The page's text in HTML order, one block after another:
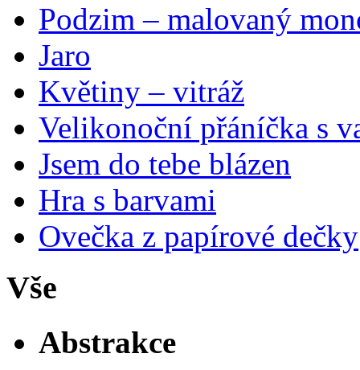
Podzim – malovaný
Jaro
Květiny – vitráž
Velikonoční přáníčka s
Jsem do tebe blázen
Hra s barvami
Ovečka z papírové dečky
Vše
Abstrakce